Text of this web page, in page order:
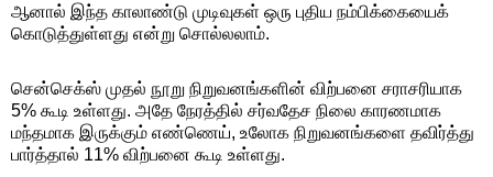
ஆனால் இந்த காலாண்டு முடிவுகள் ஒரு புதிய நம்பிக்கையைக்
கொடுத்துள்ளது என்று சொல்லலாம்.
சென்செக்ஸ் முதல் நூறு நிறுவனங்களின் விற்பனை சராசரியாக
5% கூடி உள்ளது. அதே நேரத்தில் சர்வதேச நிலை காரணமாக
மந்தமாக இருக்கும் எண்ணெய், உலோக நிறுவனங்களை தவிர்த்து
பார்த்தால் 11% விற்பனை கூடி உள்ளது.